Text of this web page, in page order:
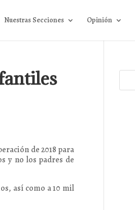
Nuestras Secciones Opinión
de 2018 para
y no los padres de
así como a 10 mil